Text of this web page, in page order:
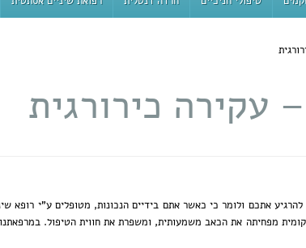
עקירה כירורגית
אתכם ולומר כי כאשר אתם בידיים הנכונות, מטופלים ע"י רופא
מפחיתה את הכאב משמעותית, ומשפרת את חווית הטיפול.